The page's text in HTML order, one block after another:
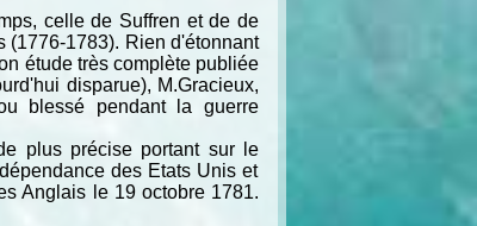
celle de Suffren et de de
(1776-1783). Rien d'étonnant
étude très complète publiée
disparue), M.Gracieux,
blessé pendant la guerre
plus précise portant sur le
des Etats Unis et
Anglais le 19 octobre 1781.